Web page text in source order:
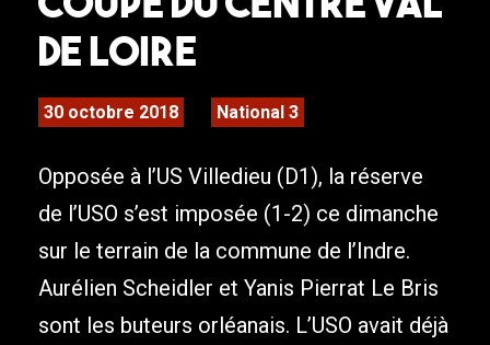
de Loire
30 octobre 2018 National 3
Opposée à l’US Villedieu (D1), la réserve
de l’USO s’est imposée (1-2) ce dimanche
sur le terrain de la commune de l’Indre.
Aurélien Scheidler et Yanis Pierrat Le Bris
sont les buteurs orléanais. L’USO avait déjà